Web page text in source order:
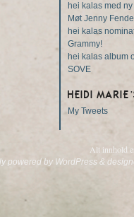
hei kalas med
Møt Jenny
hei kalas
Grammy!
hei kalas album
SOVE
HEIDI
My Tweets
Alt innhold
powered by WordPress &